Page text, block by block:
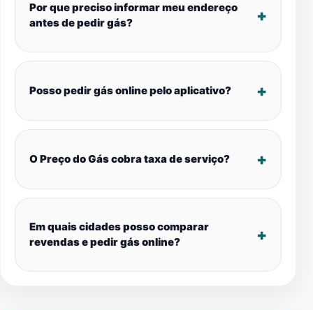
Por que preciso informar meu endereço
antes de pedir gás?
Posso pedir gás online pelo aplicativo?
O Preço do Gás cobra taxa de serviço?
Em quais cidades posso comparar
revendas e pedir gás online?